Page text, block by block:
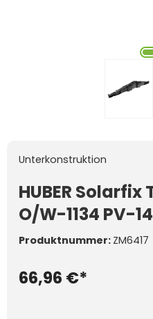
Unterkonstruktion
HUBER
O/W-1134 PV-
Produktnummer: ZM6417
66,96 €*